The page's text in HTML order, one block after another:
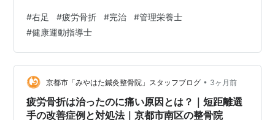
当医から「ジャンプしてみて」と言われ診察室でぴょん
ぴょんしました。その結果「完治」だそうです（ほっ）
★ユニコーンポイント★ いつも足をケガしてしまいま
す。本人的には無理してる感覚はなく、違和感もまった
く感じないのですが、突然痛みが出ます。が、結果足に
負担が掛かっているのは事実のようで…
#右足 #疲労骨折 #完治 #管理栄養士
#健康運動指導士
京都市「みやはた鍼灸整骨院」スタッフブログ • 3ヶ月前
疲労骨折は治ったのに痛い原因とは？｜短距離選
手の改善症例と対処法｜京都市南区の整骨院